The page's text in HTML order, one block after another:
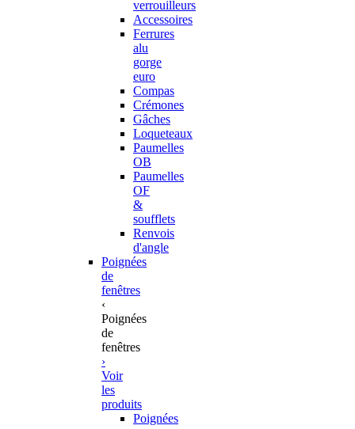
verrouilleurs
Accessoires
Ferrures
alu
gorge
euro
Compas
Crémones
Gâches
Loqueteaux
Paumelles
OB
Paumelles
OF
&
soufflets
Renvois
d'angle
Poignées
de
fenêtres
‹
Poignées
de
fenêtres
›
Voir
les
produits
Poignées